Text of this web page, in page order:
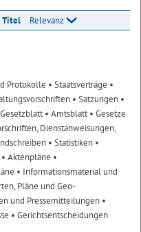
Titel Relevanz
Protokolle • Staatsverträge •
• Satzungen •
• Amtsblatt• Gesetze
Dienstanweisungen,
• Statistiken •
• Aktenpläne •
• Informationsmaterial und
Pläne und Geo-
und Pressemitteilungen •
• Gerichtsentscheidungen